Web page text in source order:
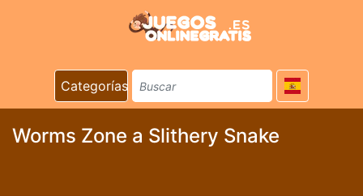
Categorías
Worms Zone a Slithery Snake